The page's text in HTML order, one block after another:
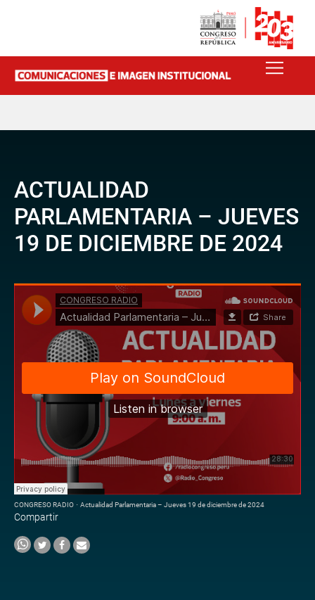
ACTUALIDAD
PARLAMENTARIA – JUEVES
19 DE DICIEMBRE DE 2024
CONGRESO RADIO · Actualidad Parlamentaria – Jueves 19 de diciembre de 2024
Compartir